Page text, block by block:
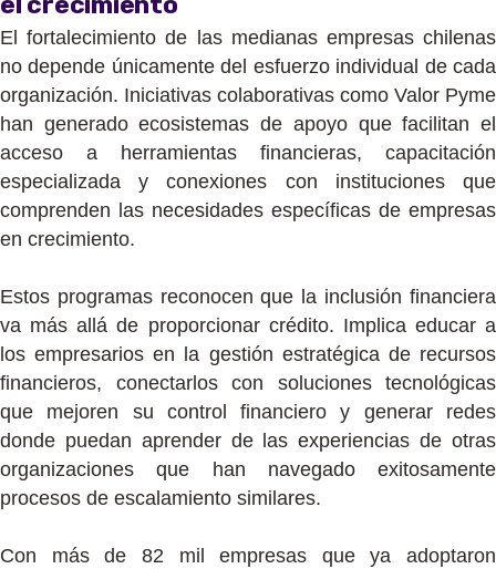
El fortalecimiento de las medianas empresas chilenas
no depende únicamente del esfuerzo individual de cada
organización. Iniciativas colaborativas como Valor Pyme
han generado ecosistemas de apoyo que facilitan el
acceso a herramientas financieras, capacitación
especializada y conexiones con instituciones que
comprenden las necesidades específicas de empresas
en crecimiento.
Estos programas reconocen que la inclusión financiera
va más allá de proporcionar crédito. Implica educar a
los empresarios en la gestión estratégica de recursos
financieros, conectarlos con soluciones tecnológicas
que mejoren su control financiero y generar redes
donde puedan aprender de las experiencias de otras
organizaciones que han navegado exitosamente
procesos de escalamiento similares.
Con más de 82 mil empresas que ya adoptaron